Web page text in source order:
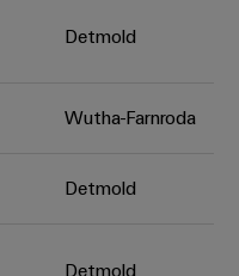
Detmold
Wutha-Farnroda
Detmold
Detmold